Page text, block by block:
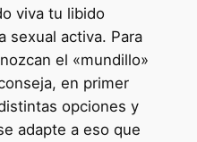
viva tu libido
sexual activa. Para
el «mundillo»
en primer
opciones y
adapte a eso que